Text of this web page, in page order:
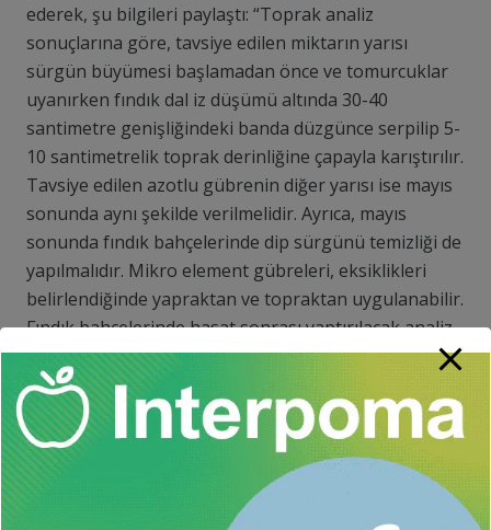
ederek, şu bilgileri paylaştı: “Toprak analiz
sonuçlarına göre, tavsiye edilen miktarın yarısı
sürgün büyümesi başlamadan önce ve tomurcuklar
uyanırken fındık dal iz düşümü altında 30-40
santimetre genişliğindeki banda düzgünce serpilip 5-
10 santimetrelik toprak derinliğine çapayla karıştırılır.
Tavsiye edilen azotlu gübrenin diğer yarısı ise mayıs
sonunda aynı şekilde verilmelidir. Ayrıca, mayıs
sonunda fındık bahçelerinde dip sürgünü temizliği de
yapılmalıdır. Mikro element gübreleri, eksiklikleri
belirlendiğinde yapraktan ve topraktan uygulanabilir.
Fındık bahçelerinde hasat sonrası yaptırılacak analiz
sonuçlarına göre de sonbaharda kasımdan itibaren
şubat ayına kadar fosforlu gübreler, potaslı
gübreler, çiftlik gübresi ve kireç verilebilir.”
Fındık yetiştiriciliğinde bakım ve gübreleme işlemleri
ihmal edildiğinde toprak verimliliğinin yıldan yıla
azalış göstereceğine dikkati çeken Sağlam, “Özellikle